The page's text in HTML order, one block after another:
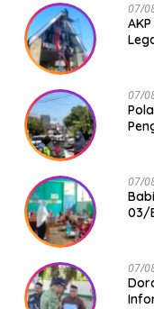
07/
07/
07/
03/
07/